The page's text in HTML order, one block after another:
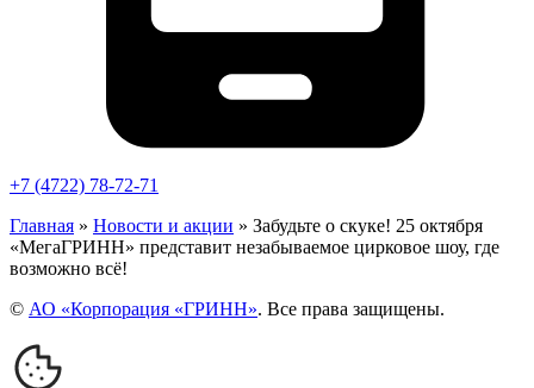
+7 (4722) 78-72-71
Главная » Новости и акции » Забудьте о скуке! 25 октября
«МегаГРИНН» представит незабываемое цирковое шоу, где
возможно всё!
© АО «Корпорация «ГРИНН». Все права защищены.